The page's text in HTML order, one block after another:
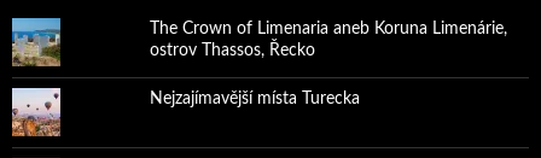
The Crown of Limenaria aneb Koruna Limenárie,
ostrov Thassos, Řecko
Nejzajímavější místa Turecka